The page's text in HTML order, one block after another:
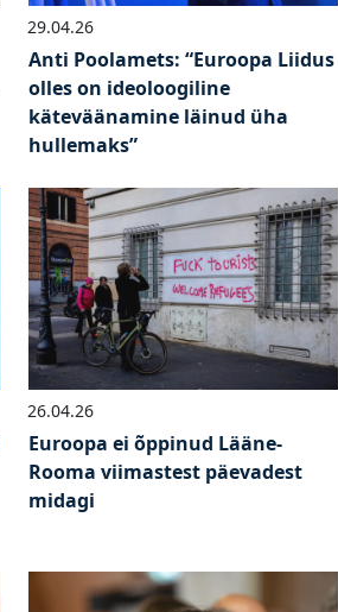
29.04.26
Anti Poolamets: “Euroopa Liidus
olles on ideoloogiline
käteväänamine läinud üha
hullemaks”
26.04.26
Euroopa ei õppinud Lääne-
Rooma viimastest päevadest
midagi